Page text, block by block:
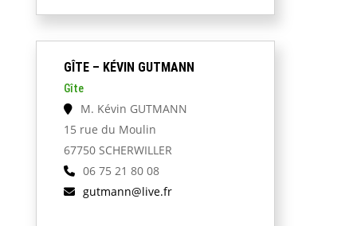
GÎTE – KÉVIN GUTMANN
Gîte
M. Kévin GUTMANN
15 rue du Moulin
67750 SCHERWILLER
06 75 21 80 08
gutmann@live.fr